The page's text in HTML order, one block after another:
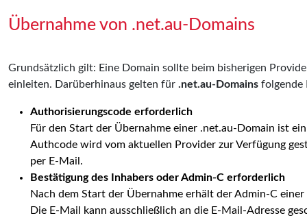
Übernahme von .net.au-Domains
Grundsätzlich gilt: Eine Domain sollte beim bisherigen
einleiten. Darüberhinaus gelten für .net.au-Domains folgende
Authorisierungscode erforderlich
Für den Start der Übernahme einer .net.au-Domain ist
Authcode wird vom aktuellen Provider zur Verfügung
per E-Mail.
Bestätigung des Inhabers oder Admin-C erforderlich
Nach dem Start der Übernahme erhält der Admin-C
Die E-Mail kann ausschließlich an die E-Mail-Adresse